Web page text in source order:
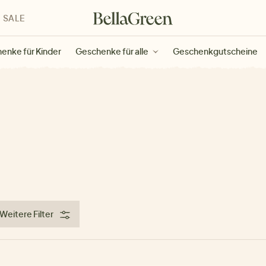
für Kinder Geschenke für alle Geschenkgutscheine
SALE
Weitere Filter